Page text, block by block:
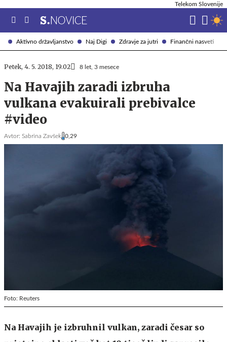
Aktivno državljanstvo Naj Digi Zdravje za jutri Finančni nasveti
Telekom Slovenije
Petek, 4. 5. 2018, 19.02 8 let, 3 mesece
Na Havajih zaradi izbruha
vulkana evakuirali prebivalce
#video
Avtor: Sabrina Zavšek 0,29
Foto: Reuters
Na Havajih je izbruhnil vulkan, zaradi česar so